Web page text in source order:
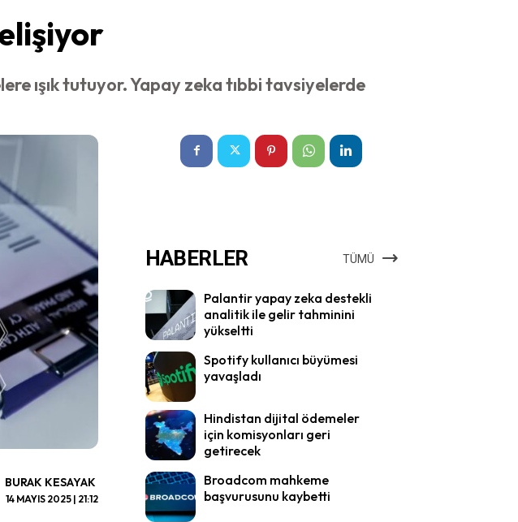
ışık tutuyor. Yapay zeka tıbbi tavsiyelerde
BURAK KESAYAK
14 MAYIS 2025 | 21:12
HABERLER TÜMÜ
Palantir yapay zeka destekli
analitik ile gelir tahminini
yükseltti
Spotify kullanıcı büyümesi
yavaşladı
Hindistan dijital ödemeler
için komisyonları geri
getirecek
Broadcom mahkeme
başvurusunu kaybetti